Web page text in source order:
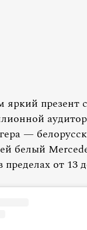
презент
—
белый
пределах от 13